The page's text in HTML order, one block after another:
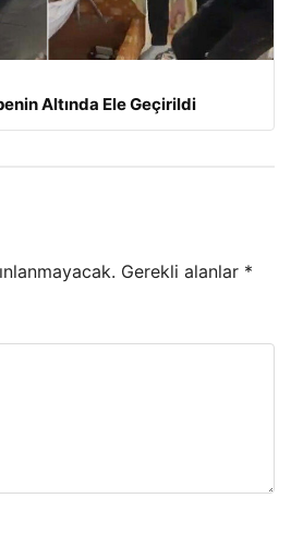
Altında Ele Geçirildi
Gerekli alanlar *